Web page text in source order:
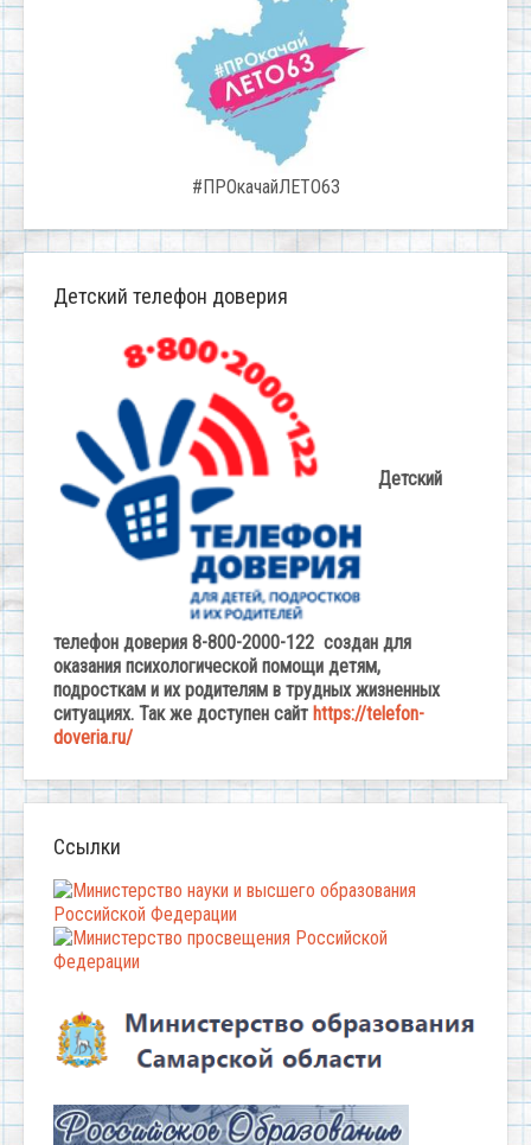
#ПРОкачайЛЕТО63
Детский телефон доверия
Детский
телефон доверия 8-800-2000-122 создан для
оказания психологической помощи детям,
подросткам и их родителям в трудных жизненных
ситуациях. Так же доступен сайт https://telefon-
doveria.ru/
Ссылки